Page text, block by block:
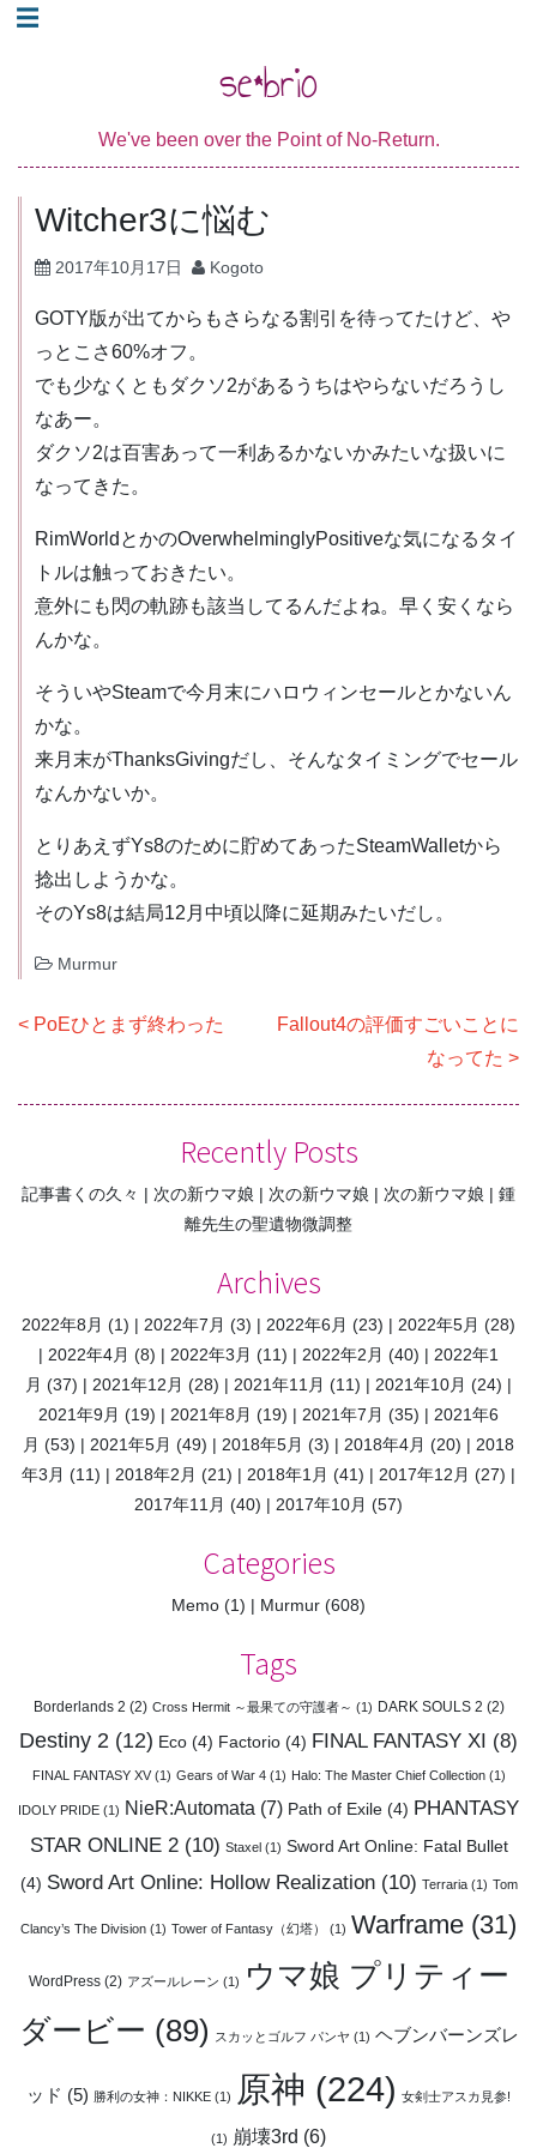
コ☰
se*brio
We've been over the Point of No-Return.
Witcher3に悩む
2017年10月17日 Kogoto
GOTY版が出てからもさらなる割引を待ってたけど、や
っとこさ60%オフ。
でも少なくともダクソ2があるうちはやらないだろうし
なあー。
ダクソ2は百害あって一利あるかないかみたいな扱いに
なってきた。
RimWorldとかのOverwhelminglyPositiveな気になるタイ
トルは触っておきたい。
意外にも閃の軌跡も該当してるんだよね。早く安くなら
んかな。
そういやSteamで今月末にハロウィンセールとかないん
かな。
来月末がThanksGivingだし、そんなタイミングでセール
なんかないか。
とりあえずYs8のために貯めてあったSteamWalletから
捻出しようかな。
そのYs8は結局12月中頃以降に延期みたいだし。
Murmur
投
ナ
ー
ン
PoEひとまず終わった
Fallout4の評価すごいことに
なってた
Recently Posts
記事書くの久々 次の新ウマ娘 次の新ウマ娘 次の新ウマ娘
鍾
離先生の聖遺物微調整
Archives
2022年8月 (1) 2022年7月 (3) 2022年6月 (23) 2022年5月 (28)
2022年4月 (8) 2022年3月 (11) 2022年2月 (40)
2022年1
月 (37) 2021年12月 (28) 2021年11月 (11) 2021年10月 (24)
2021年9月 (19) 2021年8月 (19) 2021年7月 (35)
2021年6
月 (53) 2021年5月 (49) 2018年5月 (3) 2018年4月 (20)
2018
年3月 (11) 2018年2月 (21) 2018年1月 (41) 2017年12月 (27)
2017年11月 (40) 2017年10月 (57)
Categories
Memo (1) Murmur (608)
Tags
Borderlands 2 (2) Cross Hermit ～最果ての守護者～ (1) DARK SOULS 2 (2)
Destiny 2 (12) Eco (4) Factorio (4) FINAL FANTASY XI (8)
FINAL FANTASY XV(1) Gears of War 4(1) Halo: The Master Chief Collection(1)
IDOLY PRIDE (1) NieR:Automata (7) Path of Exile (4) PHANTASY
STAR ONLINE 2(10) Staxel(1) Sword Art Online: Fatal Bullet
(4) Sword Art Online: Hollow Realization(10) Terraria(1) Tom
Clancy’s The Division (1) Tower of Fantasy（幻塔） (1) Warframe (31)
WordPress(2) アズールレーン (1)
ウマ娘 プリティー
ダービー (89) スカッとゴルフ パンヤ (1) ヘブンバーンズレ
ッド (5) 勝利の女神：NIKKE (1) 原神 (224) 女剣士アスカ見参!
(1) 崩壊3rd (6)